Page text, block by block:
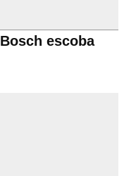
Bosch escoba